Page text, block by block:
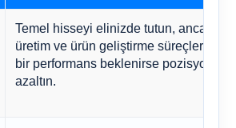
Temel hisseyi elinizde tutun, ancak
üretim ve ürün geliştirme süreçlerinde
bir performans beklenirse
azaltın.